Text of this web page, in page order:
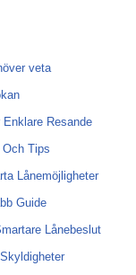
veta
Resande
Tips
Lånemöjligheter
Guide
Lånebeslut